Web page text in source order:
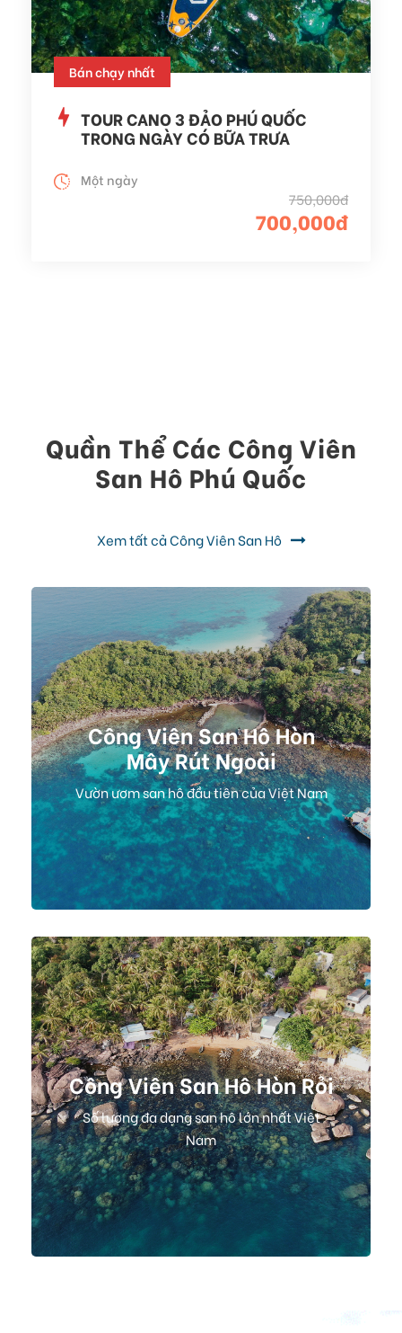
Bán chạy nhất
TOUR CANO 3 ĐẢO PHÚ QUỐC
TRONG NGÀY CÓ BỮA TRƯA
750,000đ
700,000đ
Một ngày
Quần Thể Các Công Viên
San Hô Phú Quốc
Xem tất cả Công Viên San Hô
Công Viên San Hô Hòn
Mây Rút Ngoài
Vườn ươm san hô đầu tiên của Việt Nam
Công Viên San Hô Hòn Rỏi
Số lượng đa dạng san hô lớn nhất Việt
Nam